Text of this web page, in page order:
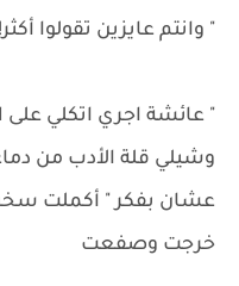
" وانتم عايزين تقولوا
" عائشة اجري اتكلي
وشيلي قلة الأدب من
عشان بفكر " أكملت
خرجت وصفعت